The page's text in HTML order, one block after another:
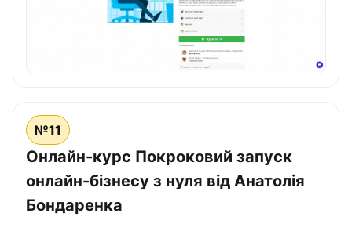
№11
Онлайн-курс Покроковий запуск
онлайн-бізнесу з нуля від Анатолія
Бондаренка